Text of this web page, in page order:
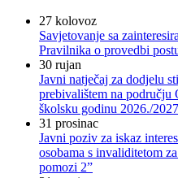
27 kolovoz
Savjetovanje sa
Pravilnika o provedbi
30 rujan
Javni natječaj za dodjelu
prebivalištem na
školsku godinu 2026./
31 prosinac
Javni poziv za iskaz
osobama s invaliditetom
pomozi 2”